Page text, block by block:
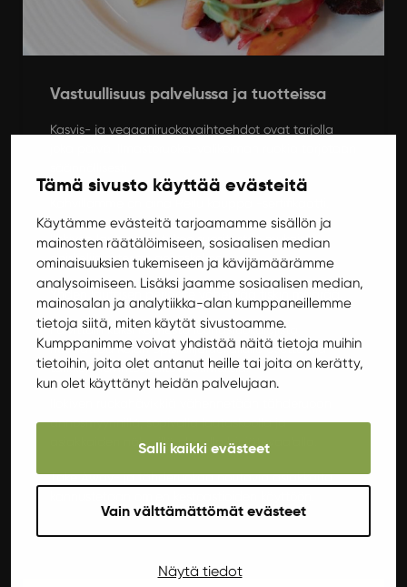
Tämä sivusto käyttää evästeitä
Käytämme evästeitä tarjoamamme sisällön ja
mainosten räätälöimiseen, sosiaalisen median
ominaisuuksien tukemiseen ja kävijämäärämme
analysoimiseen. Lisäksi jaamme sosiaalisen median,
mainosalan ja analytiikka-alan kumppaneillemme
tietoja siitä, miten käytät sivustoamme.
Kumppanimme voivat yhdistää näitä tietoja muihin
tietoihin, joita olet antanut heille tai joita on kerätty,
kun olet käyttänyt heidän palvelujaan.
Salli kaikki evästeet
Vain välttämättömät evästeet
Näytä tiedot
Vastuullisuus palvelussa ja tuotteissa
Kasvis- ja vegaaniruokavaihtoehdot ovat tarjolla
Ilokiven lautaskoko tukee suositusten mukaista
opiskelija-aterian annoskokoa.
Yhden lautasen periaate vähentää tiskin määrää.
Päivittäin kaksi kolmesta lounasruokalajista
noudattaa Kelan opiskelijaruokailulle asettamia
tarkkoja ravintosisältövaatimuksia.
annosmyynnillä, sopivalla lautaskoolla ja
asiakkaiden näkyvillä olevalla biojätevaa’alla.
Take Away- ja tähderuokaa noutavia asiakkaita